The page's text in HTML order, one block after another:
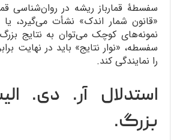
سفسطۀ قمارباز ریشه در روان‌شناسی
«قانون شمار اندک» نشأت می‌گیرد، یا
نمونه‌های کوچک می‌توان به نتایج
سفسطه، «نوار نتایج» باید در نهایت
را نمایندگی کند.
استدلال آر. دی.
بزرگ.